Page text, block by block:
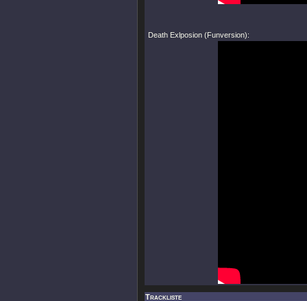
Death Exlposion (Funversion):
Trackliste